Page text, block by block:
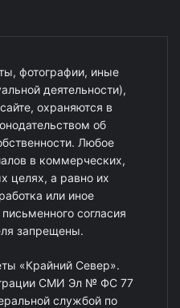
фотографии, иные
деятельности),
охраняются в
об
Любое
в коммерческих,
целях, а равно их
или иное
согласия
запрещены.
«Крайний Север».
СМИ Эл № ФС 77
службой по